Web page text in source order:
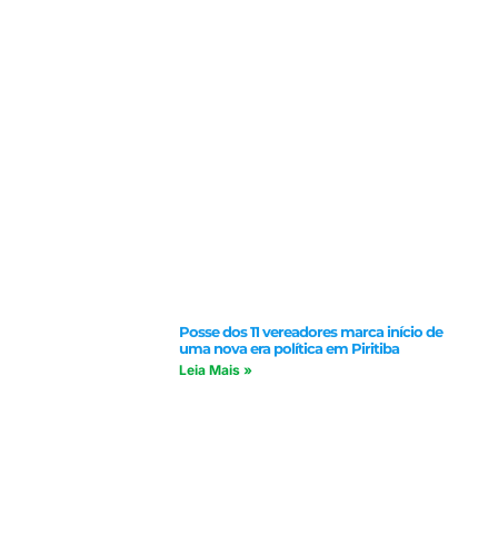
Posse dos 11 vereadores marca início de
uma nova era política em Piritiba
Leia Mais »